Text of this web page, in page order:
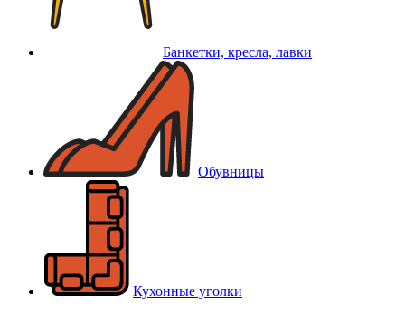
Банкетки, кресла, лавки
Обувницы
Кухонные уголки